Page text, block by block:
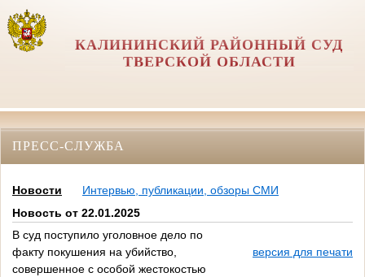
КАЛИНИНСКИЙ РАЙОННЫЙ СУД
ТВЕРСКОЙ ОБЛАСТИ
ПРЕСС-СЛУЖБА
Новости
Интервью, публикации, обзоры СМИ
Новость от 22.01.2025
В суд поступило уголовное дело по
факту покушения на убийство,
совершенное с особой жестокостью
версия для печати